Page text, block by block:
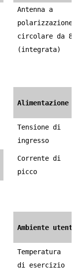
Antenna a
polarizzazione
circolare da 8
(integrata)
Alimentazione
Tensione di
ingresso
Corrente di
picco
Ambiente utente
Temperatura
di esercizio